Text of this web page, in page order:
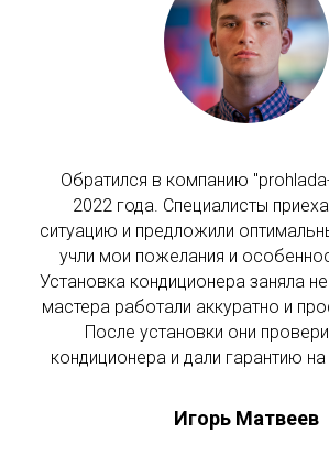
Обратился в компанию
2022 года. Специалисты
ситуацию и предложили
учли мои пожелания и
Установка кондиционера заняла
мастера работали аккуратно и
После установки они
кондиционера и дали гарантию
Игорь Матвеев